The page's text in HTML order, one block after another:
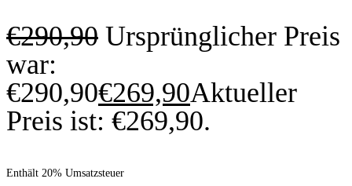
€290,90 Ursprünglicher Preis
war:
€290,90€269,90Aktueller
Preis ist: €269,90.
Enthält 20% Umsatzsteuer